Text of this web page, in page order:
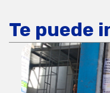
Te puede